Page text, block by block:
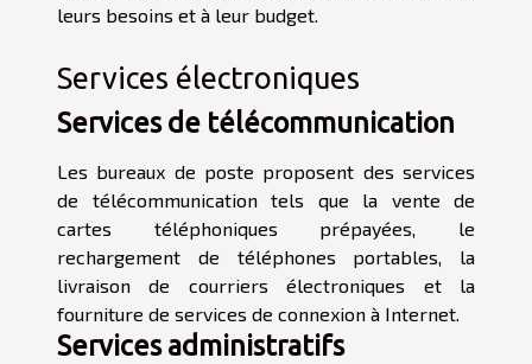
leurs besoins et à leur budget.
Services électroniques
Services de télécommunication
Les bureaux de poste proposent des services
de télécommunication tels que la vente de
cartes téléphoniques prépayées, le
rechargement de téléphones portables, la
livraison de courriers électroniques et la
fourniture de services de connexion à Internet.
Services administratifs